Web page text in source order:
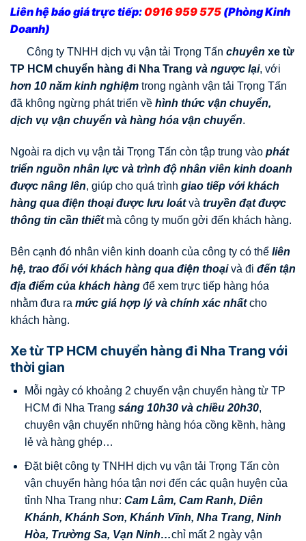
Liên hệ báo giá trực tiếp:0916 959 575 (Phòng Kinh
Doanh)
Công ty TNHH dịch vụ vận tải Trọng Tấn chuyên xe từ
TP HCM chuyển hàng đi Nha Trang và ngược lại, với
hơn 10 năm kinh nghiệm trong ngành vận tải Trọng Tấn
đã không ngừng phát triển về hình thức vận chuyển,
dịch vụ vận chuyển và hàng hóa vận chuyển.
Ngoài ra dịch vụ vận tải Trọng Tấn còn tập trung vào phát
triển nguồn nhân lực và trình độ nhân viên kinh doanh
được nâng lên, giúp cho quá trình giao tiếp với khách
hàng qua điện thoại được lưu loátvà truyền đạt được
thông tin cần thiếtmà công ty muốn gởi đến khách hàng.
Bên cạnh đó nhân viên kinh doanh của công ty có thể liên
hệ, trao đổi với khách hàng qua điện thoạivà đi đến tận
địa điểm của khách hàng để xem trực tiếp hàng hóa
nhằm đưa ra mức giá hợp lý và chính xác nhấtcho
khách hàng.
Xe từ TP HCM chuyển hàng đi Nha Trang với
thời gian
Mỗi ngày có khoảng 2 chuyến vận chuyển hàng từ TP
HCM đi Nha Trang sáng 10h30 và chiều 20h30,
chuyên vận chuyển những hàng hóa cồng kềnh, hàng
lẻ và hàng ghép…
Đặt biệt công ty TNHH dịch vụ vận tải Trọng Tấn còn
vận chuyển hàng hóa tận nơi đến các quận huyện của
tỉnh Nha Trang như: Cam Lâm, Cam Ranh, Diên
Khánh, Khánh Sơn, Khánh Vĩnh, Nha Trang, Ninh
Hòa, Trường Sa, Vạn Ninh…chỉ mất 2 ngày vận